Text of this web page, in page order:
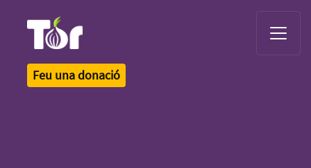
Feu una donació